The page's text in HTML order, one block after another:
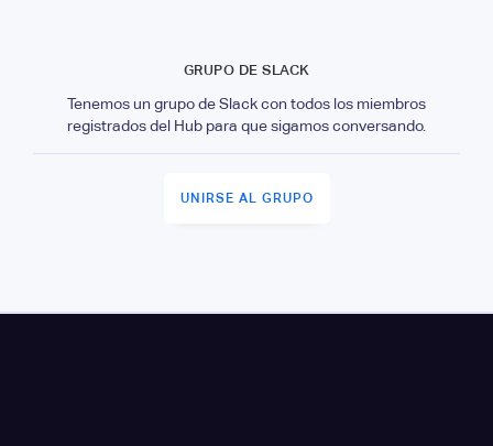
GRUPO DE SLACK
Tenemos un grupo de Slack con todos los miembros
registrados del Hub para que sigamos conversando.
UNIRSE AL GRUPO